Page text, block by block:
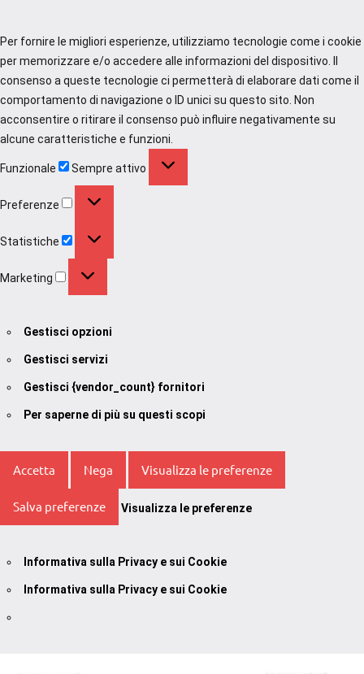
Per fornire le migliori esperienze, utilizziamo tecnologie come i cookie
per memorizzare e/o accedere alle informazioni del dispositivo. Il
consenso a queste tecnologie ci permetterà di elaborare dati come il
comportamento di navigazione o ID unici su questo sito. Non
acconsentire o ritirare il consenso può influire negativamente su
alcune caratteristiche e funzioni.
Funzionale Sempre attivo
Preferenze
Statistiche
Marketing
Gestisci opzioni
Gestisci servizi
Gestisci {vendor_count} fornitori
Per saperne di più su questi scopi
Accetta Nega Visualizza le preferenze
Salva preferenze Visualizza le preferenze
Informativa sulla Privacy e sui Cookie
Informativa sulla Privacy e sui Cookie